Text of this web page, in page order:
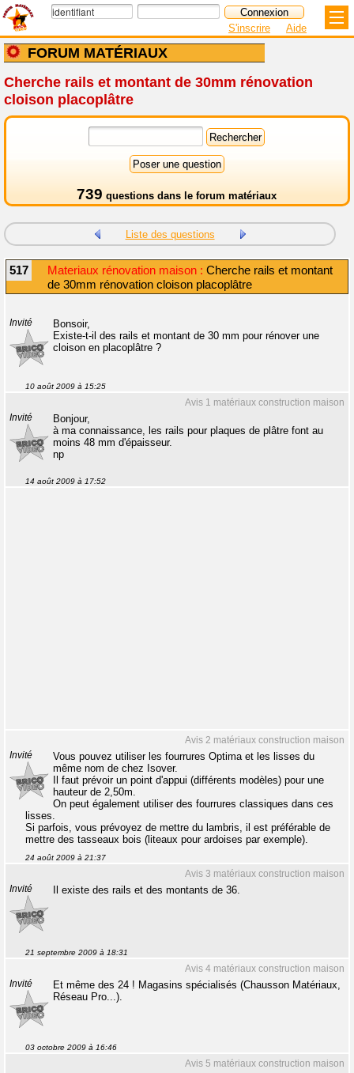
FORUM MATÉRIAUX
S'inscrire Aide
Cherche rails et montant de 30mm rénovation
cloison placoplâtre
739 questions dans le forum matériaux
Liste des questions
517 Materiaux rénovation maison : Cherche rails et montant
de 30mm rénovation cloison placoplâtre
Invité
Bonsoir,
Existe-t-il des rails et montant de 30 mm pour rénover une
cloison en placoplâtre ?
10 août 2009 à 15:25
Avis 1 matériaux construction maison
Invité
Bonjour,
à ma connaissance, les rails pour plaques de plâtre font au
moins 48 mm d'épaisseur.
np
14 août 2009 à 17:52
Avis 2 matériaux construction maison
Invité
Vous pouvez utiliser les fourrures Optima et les lisses du
même nom de chez Isover.
Il faut prévoir un point d'appui (différents modèles) pour une
hauteur de 2,50m.
On peut également utiliser des fourrures classiques dans ces
lisses.
Si parfois, vous prévoyez de mettre du lambris, il est préférable de
mettre des tasseaux bois (liteaux pour ardoises par exemple).
24 août 2009 à 21:37
Avis 3 matériaux construction maison
Invité Il existe des rails et des montants de 36.
21 septembre 2009 à 18:31
Avis 4 matériaux construction maison
Invité
Et même des 24 ! Magasins spécialisés (Chausson Matériaux,
Réseau Pro...).
03 octobre 2009 à 16:46
Avis 5 matériaux construction maison